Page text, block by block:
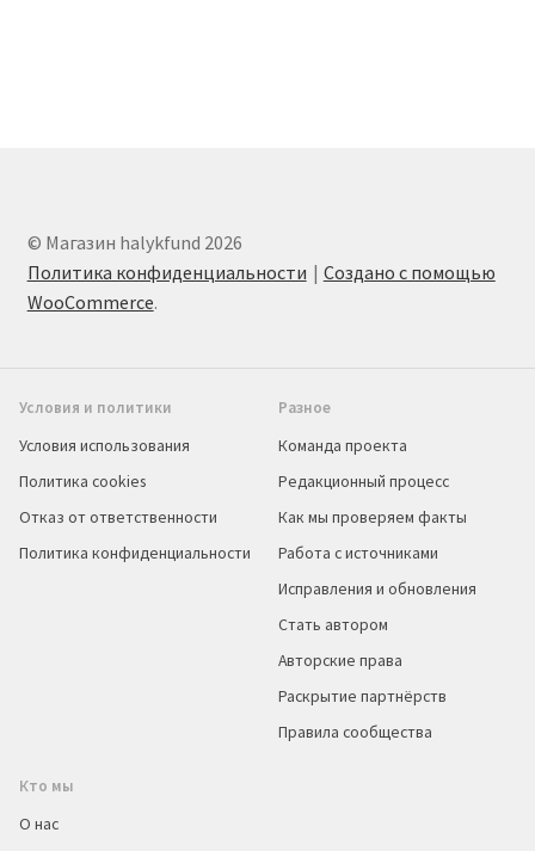
© Магазин halykfund 2026
Политика конфиденциальности
Создано с помощью
WooCommerce.
Условия и политики
Условия использования
Политика cookies
Отказ от ответственности
Политика конфиденциальности
Разное
Команда проекта
Редакционный процесс
Как мы проверяем факты
Работа с источниками
Исправления и обновления
Стать автором
Авторские права
Раскрытие партнёрств
Правила сообщества
Кто мы
О нас